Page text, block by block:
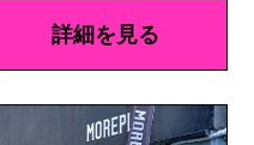
詳細を見る